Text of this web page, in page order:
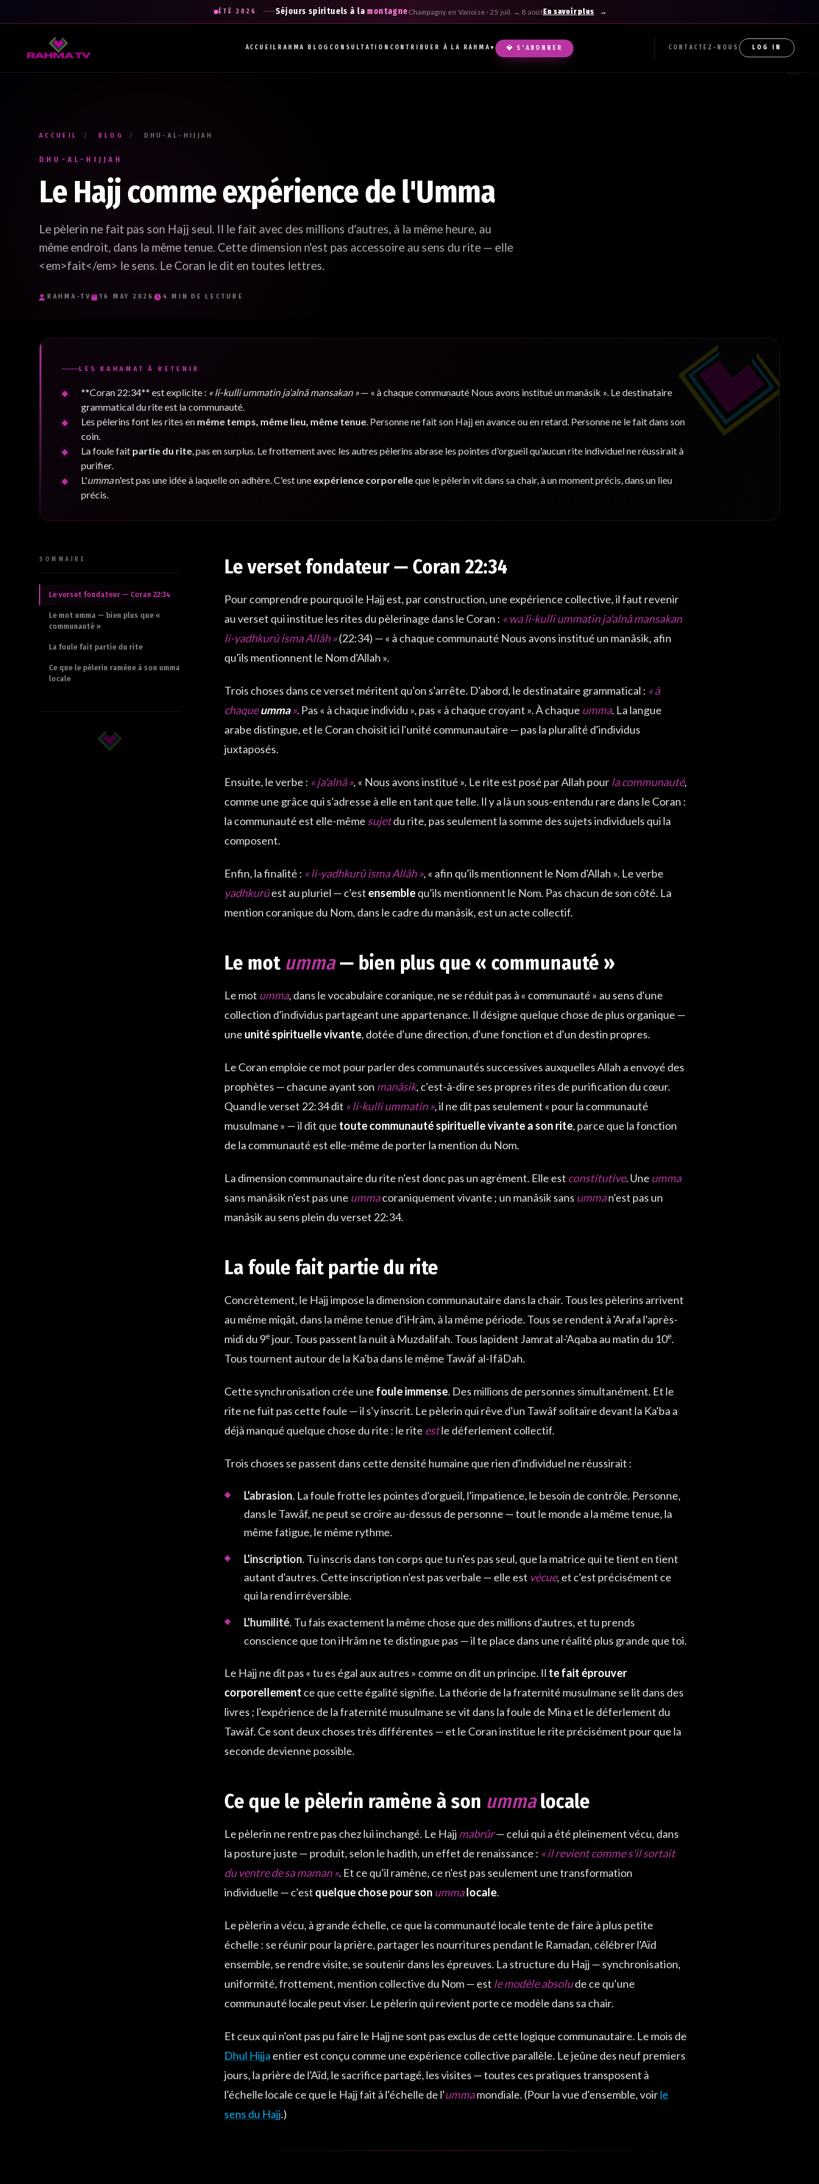
ÉTÉ 2026 Séjours spirituels à la montagne Champagny en Vanoise · 25 juil. → 8 aoûtEn savoir plus
ACCUEIL RAHMA BLOGCONSULTATION CONTRIBUER À LA RAHMA ▾ 💎 S'ABONNER CONTACTEZ-NOUS LOG IN
ACCUEIL / BLOG / DHU-AL-HIJJAH
DHU-AL-HIJJAH
Le Hajj comme expérience de l'Umma
Le pèlerin ne fait pas son Hajj seul. Il le fait avec des millions d'autres, à la même heure, au
même endroit, dans la même tenue. Cette dimension n'est pas accessoire au sens du rite — elle
<em>fait</em> le sens. Le Coran le dit en toutes lettres.
RAHMA-TV 16 MAY 2026 4 MIN DE LECTURE
LES RAHAMAT À RETENIR
**Coran 22:34** est explicite : « li-kulli ummatin ja'alnâ mansakan »— « à chaque communauté Nous avons institué un manâsik ». Le destinataire
grammatical du rite est la communauté.
Les pèlerins font les rites en même temps, même lieu, même tenue . Personne ne fait son Hajj en avance ou en retard. Personne ne le fait dans son
coin.
La foule fait partie du rite , pas en surplus. Le frottement avec les autres pèlerins abrase les pointes d'orgueil qu'aucun rite individuel ne réussirait à
purifier.
L'umman'est pas une idée à laquelle on adhère. C'est une expérience corporelleque le pèlerin vit dans sa chair, à un moment précis, dans un lieu
précis.
SOMMAIRE
Le verset fondateur — Coran 22:34
Le mot umma — bien plus que «
communauté »
La foule fait partie du rite
Ce que le pèlerin ramène à son umma
locale
Le verset fondateur — Coran 22:34
Pour comprendre pourquoi le Hajj est, par construction, une expérience collective, il faut revenir
au verset qui institue les rites du pèlerinage dans le Coran : « wa li-kulli ummatin ja'alnâ mansakan
li-yadhkurû isma Allâh »(22:34) — « à chaque communauté Nous avons institué un manâsik, afin
qu'ils mentionnent le Nom d'Allah ».
Trois choses dans ce verset méritent qu'on s'arrête. D'abord, le destinataire grammatical : « à
chaqueumma». Pas « à chaque individu », pas « à chaque croyant ». À chaque umma. La langue
arabe distingue, et le Coran choisit ici l'unité communautaire — pas la pluralité d'individus
juxtaposés.
Ensuite, le verbe : « ja'alnâ », « Nous avons institué ». Le rite est posé par Allah pour la communauté,
comme une grâce qui s'adresse à elle en tant que telle. Il y a là un sous-entendu rare dans le Coran :
la communauté est elle-même sujetdu rite, pas seulement la somme des sujets individuels qui la
composent.
Enfin, la finalité : « li-yadhkurû isma Allâh », « afin qu'ils mentionnent le Nom d'Allah ». Le verbe
yadhkurûest au pluriel — c'est ensemblequ'ils mentionnent le Nom. Pas chacun de son côté. La
mention coranique du Nom, dans le cadre du manâsik, est un acte collectif.
Le mot umma— bien plus que « communauté »
Le mot umma, dans le vocabulaire coranique, ne se réduit pas à « communauté » au sens d'une
collection d'individus partageant une appartenance. Il désigne quelque chose de plus organique —
une unité spirituelle vivante, dotée d'une direction, d'une fonction et d'un destin propres.
Le Coran emploie ce mot pour parler des communautés successives auxquelles Allah a envoyé des
prophètes — chacune ayant son manâsik, c'est-à-dire ses propres rites de purification du cœur.
Quand le verset 22:34 dit « li-kulli ummatin », il ne dit pas seulement « pour la communauté
musulmane » — il dit que toute communauté spirituelle vivante a son rite, parce que la fonction
de la communauté est elle-même de porter la mention du Nom.
La dimension communautaire du rite n'est donc pas un agrément. Elle est constitutive. Une umma
sans manâsik n'est pas une ummacoraniquement vivante ; un manâsik sans umman'est pas un
manâsik au sens plein du verset 22:34.
La foule fait partie du rite
Concrètement, le Hajj impose la dimension communautaire dans la chair. Tous les pèlerins arrivent
au même mîqât, dans la même tenue d'iHrâm, à la même période. Tous se rendent à 'Arafa l'après-
midi du 9ejour. Tous passent la nuit à Muzdalifah. Tous lapident Jamrat al-'Aqaba au matin du 10e.
Tous tournent autour de la Ka'ba dans le même Tawâf al-IfâDah.
Cette synchronisation crée une foule immense. Des millions de personnes simultanément. Et le
rite ne fuit pas cette foule — il s'y inscrit. Le pèlerin qui rêve d'un Tawâf solitaire devant la Ka'ba a
déjà manqué quelque chose du rite : le rite estle déferlement collectif.
Trois choses se passent dans cette densité humaine que rien d'individuel ne réussirait :
L'abrasion. La foule frotte les pointes d'orgueil, l'impatience, le besoin de contrôle. Personne,
dans le Tawâf, ne peut se croire au-dessus de personne — tout le monde a la même tenue, la
même fatigue, le même rythme.
L'inscription. Tu inscris dans ton corps que tu n'es pas seul, que la matrice qui te tient en tient
autant d'autres. Cette inscription n'est pas verbale — elle est vécue, et c'est précisément ce
qui la rend irréversible.
L'humilité. Tu fais exactement la même chose que des millions d'autres, et tu prends
conscience que ton iHrâm ne te distingue pas — il te place dans une réalité plus grande que toi.
Le Hajj ne dit pas « tu es égal aux autres » comme on dit un principe. Il te fait éprouver
corporellement ce que cette égalité signifie. La théorie de la fraternité musulmane se lit dans des
livres ; l'expérience de la fraternité musulmane se vit dans la foule de Mina et le déferlement du
Tawâf. Ce sont deux choses très différentes — et le Coran institue le rite précisément pour que la
seconde devienne possible.
Ce que le pèlerin ramène à son ummalocale
Le pèlerin ne rentre pas chez lui inchangé. Le Hajj mabrûr— celui qui a été pleinement vécu, dans
la posture juste — produit, selon le hadith, un effet de renaissance : « il revient comme s'il sortait
du ventre de sa maman ». Et ce qu'il ramène, ce n'est pas seulement une transformation
individuelle — c'est quelque chose pour son ummalocale.
Le pèlerin a vécu, à grande échelle, ce que la communauté locale tente de faire à plus petite
échelle : se réunir pour la prière, partager les nourritures pendant le Ramadan, célébrer l'Aïd
ensemble, se rendre visite, se soutenir dans les épreuves. La structure du Hajj — synchronisation,
uniformité, frottement, mention collective du Nom — est le modèle absolude ce qu'une
communauté locale peut viser. Le pèlerin qui revient porte ce modèle dans sa chair.
Et ceux qui n'ont pas pu faire le Hajj ne sont pas exclus de cette logique communautaire. Le mois de
Dhul Hijja entier est conçu comme une expérience collective parallèle. Le jeûne des neuf premiers
jours, la prière de l'Aïd, le sacrifice partagé, les visites — toutes ces pratiques transposent à
l'échelle locale ce que le Hajj fait à l'échelle de l'ummamondiale. (Pour la vue d'ensemble, voirle
sens du Hajj.)
Renseignez votre prénom
Votre adresse e-mail *
Renseignez votre adresse email. Ex. : abc@xyz.com